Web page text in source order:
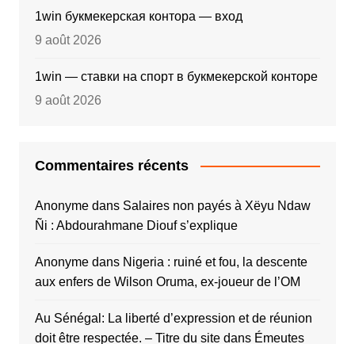
1win букмекерская контора — вход
9 août 2026
1win — ставки на спорт в букмекерской конторе
9 août 2026
Commentaires récents
Anonymedans Salaires non payés à Xëyu Ndaw
Ñi : Abdourahmane Diouf s’explique
Anonymedans Nigeria : ruiné et fou, la descente
aux enfers de Wilson Oruma, ex-joueur de l’OM
Au Sénégal: La liberté d’expression et de réunion
doit être respectée. – Titre du sitedans Émeutes